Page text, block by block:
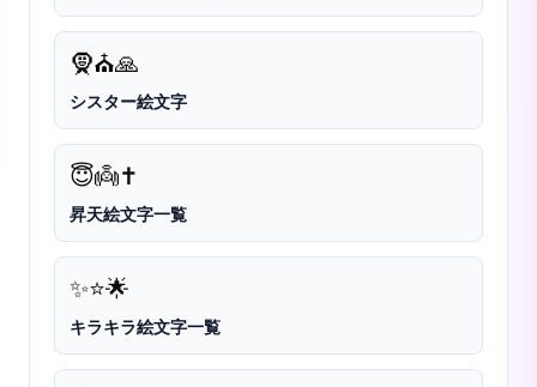
🧕⛪🙏
シスター絵文字
😇👼✝️
昇天絵文字一覧
✨⭐🌟
キラキラ絵文字一覧